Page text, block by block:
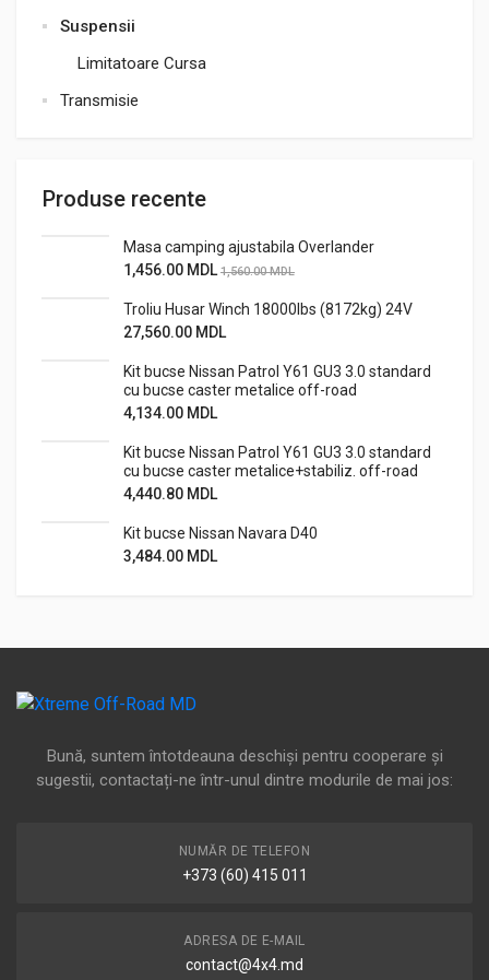
Suspensii
Limitatoare Cursa
Transmisie
Produse recente
Masa camping ajustabila Overlander
1,456.00 MDL 1,560.00MDL
Troliu Husar Winch 18000lbs (8172kg) 24V
27,560.00 MDL
Kit bucse Nissan Patrol Y61 GU3 3.0 standard
cu bucse caster metalice off-road
4,134.00 MDL
Kit bucse Nissan Patrol Y61 GU3 3.0 standard
cu bucse caster metalice+stabiliz. off-road
4,440.80 MDL
Kit bucse Nissan Navara D40
3,484.00 MDL
Bună, suntem întotdeauna deschiși pentru cooperare și
sugestii, contactați-ne într-unul dintre modurile de mai jos:
NUMĂR DE TELEFON
+373 (60) 415 011
ADRESA DE E-MAIL
contact@4x4.md